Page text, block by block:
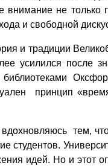
внимание не
и свободной
и традиции
усилился после
библиотеками
принцип
вдохновляюсь тем,
студентов.
идей. Но и этот